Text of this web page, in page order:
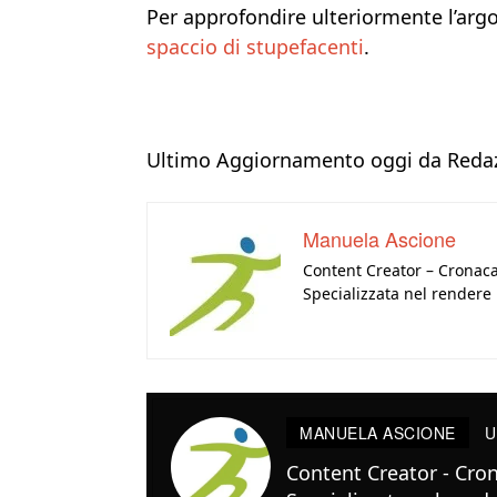
Per approfondire ulteriormente
spaccio di stupefacenti.
Ultimo Aggiornamento oggi da
Manuela Ascione
Content Creator –
Specializzata nel
MANUELA ASCIONE
Content Creator -